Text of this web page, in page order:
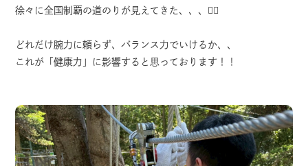
徐々に全国制覇の道のりが見えてきた、、、🦸‍♂️
どれだけ腕力に頼らず、バランス力でいけるか、、
これが「健康力」に影響すると思っております！！